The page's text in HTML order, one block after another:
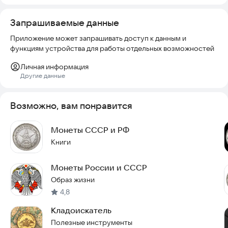
10 рублей — События, Юбилеи
10 рублей — Министерства
1 рубль — События, Юбилеи
(новая серия 2012 г)
5 рублей — Отечественная Война 1812 г (новая серия 2012 г)
5 рублей — Великая Отечественная Война 1941-1945 гг.
5 рублей — События, Юбилеи
25 рублей — Зимняя Олимпиада 2014
Запрашиваемые данные
Приложение может запрашивать доступ к данным и
функциям устройства для работы отдельных возможностей
Личная информация
Другие данные
Возможно, вам понравится
Монеты СССР и РФ
Книги
Монеты России и СССР
Образ жизни
4,8
Кладоискатель
Полезные инструменты